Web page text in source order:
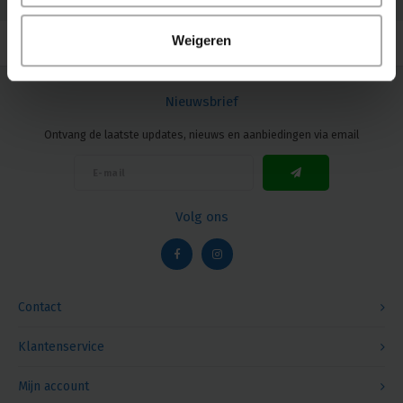
Weigeren
© Copyright 2026 Megalight sa/nv - Theme byShopmonkey
Contact
Nieuwsbrief
Ontvang de laatste updates, nieuws en aanbiedingen via email
Volg ons
Klantenservice
Mijn account